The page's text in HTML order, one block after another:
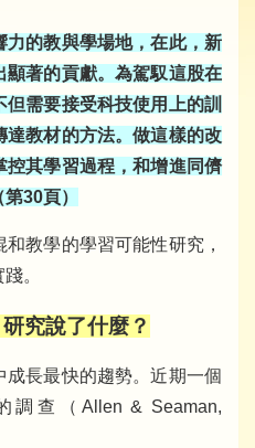
的教與學場地，在此，新
著的貢獻。為駕馭這股在
需要接受科技使用上的訓
教材的方法。做這樣的改
其學習過程，和增進同儕
30頁）
教學的學習可能性研究，
。
究說了什麼？
長最快的趨勢。近期一個
調查（Allen & Seaman,